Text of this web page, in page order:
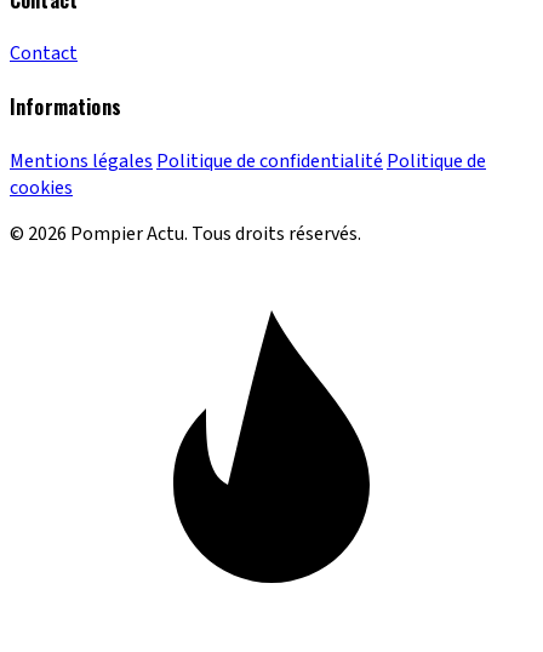
Contact
Informations
Mentions légales Politique de confidentialité Politique de
cookies
© 2026 Pompier Actu. Tous droits réservés.